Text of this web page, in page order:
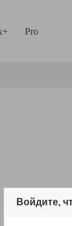
Pro
Войдите,